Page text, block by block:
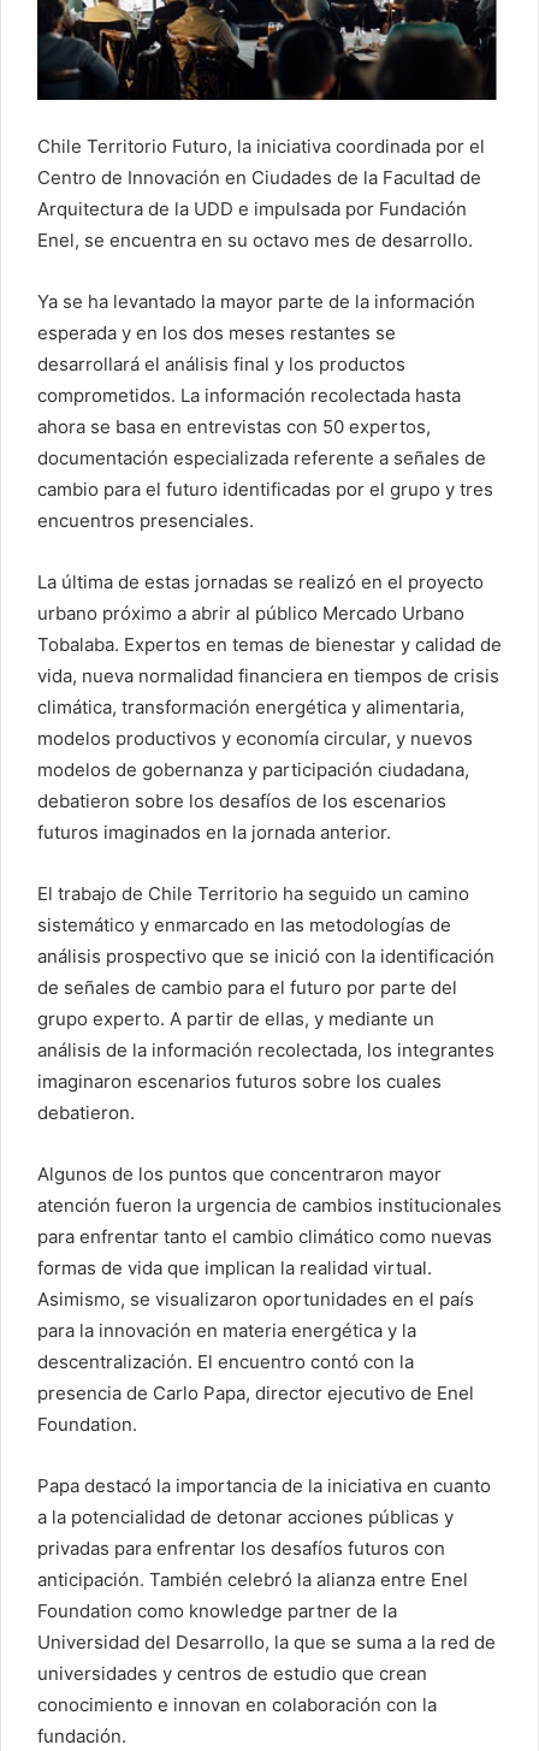
Chile Territorio Futuro, la iniciativa coordinada por el
Centro de Innovación en Ciudades de la Facultad de
Arquitectura de la UDD e impulsada por Fundación
Enel, se encuentra en su octavo mes de desarrollo.
Ya se ha levantado la mayor parte de la información
esperada y en los dos meses restantes se
desarrollará el análisis final y los productos
comprometidos. La información recolectada hasta
ahora se basa en entrevistas con 50 expertos,
documentación especializada referente a señales de
cambio para el futuro identificadas por el grupo y tres
encuentros presenciales.
La última de estas jornadas se realizó en el proyecto
urbano próximo a abrir al público Mercado Urbano
Tobalaba. Expertos en temas de bienestar y calidad de
vida, nueva normalidad financiera en tiempos de crisis
climática, transformación energética y alimentaria,
modelos productivos y economía circular, y nuevos
modelos de gobernanza y participación ciudadana,
debatieron sobre los desafíos de los escenarios
futuros imaginados en la jornada anterior.
El trabajo de Chile Territorio ha seguido un camino
sistemático y enmarcado en las metodologías de
análisis prospectivo que se inició con la identificación
de señales de cambio para el futuro por parte del
grupo experto. A partir de ellas, y mediante un
análisis de la información recolectada, los integrantes
imaginaron escenarios futuros sobre los cuales
debatieron.
Algunos de los puntos que concentraron mayor
atención fueron la urgencia de cambios institucionales
para enfrentar tanto el cambio climático como nuevas
formas de vida que implican la realidad virtual.
Asimismo, se visualizaron oportunidades en el país
para la innovación en materia energética y la
descentralización. El encuentro contó con la
presencia de Carlo Papa, director ejecutivo de Enel
Foundation.
Papa destacó la importancia de la iniciativa en cuanto
a la potencialidad de detonar acciones públicas y
privadas para enfrentar los desafíos futuros con
anticipación. También celebró la alianza entre Enel
Foundation como knowledge partner de la
Universidad del Desarrollo, la que se suma a la red de
universidades y centros de estudio que crean
conocimiento e innovan en colaboración con la
fundación.